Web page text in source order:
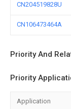
CN204519828U
CN106473464A
Priority And
Priority
Application